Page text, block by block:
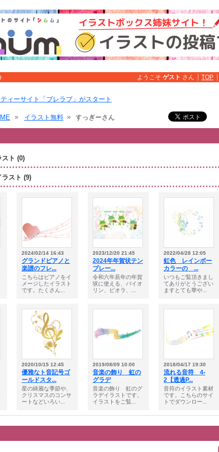
ようこそ ゲスト さん TOP
ィーサイト「ブレラブ」がスタート
イラスト無料 すっぎーさん
スト (0)
ラスト (9)
2024/02/14 16:43
グランドピアノと
楽譜のフレ...
こちらはピアノをイ
メージしたイラスト
です。たくさん...
2023/12/20 21:45
2024年年賀状テン
プレー...
令和六年辰年の年賀
状に使える、バイオ
リン、ビオラ、...
2022/04/28 12:05
虹色 レインボー
カラーの ...
いつもご覧頂きまし
てありがとうござい
ますとても華や...
2020/10/15 12:45
優雅なト音記号ゴ
ールドスタ...
星の綺麗な季節や、
クリスマスのコンサ
ートなどいろい...
2019/08/09 10:00
音楽の飾り 虹の
グラデ
音楽の飾り 虹のグ
ラデイラストです。
イラストをご覧...
2018/04/17 19:30
流れる音符 4-
2【透過P...
音符のイラスト素材
です。こちらのサイ
トでダウンロー...